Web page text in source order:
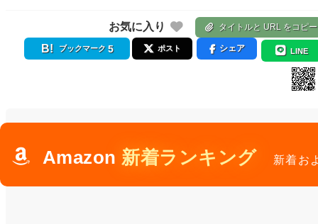
お気に入り タイトルと URL をコピー
ブックマーク 5 ポスト シェア LINE
Amazon 新着ランキング 新着お